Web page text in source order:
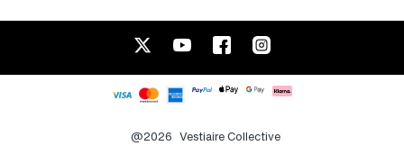
@2026 Vestiaire Collective